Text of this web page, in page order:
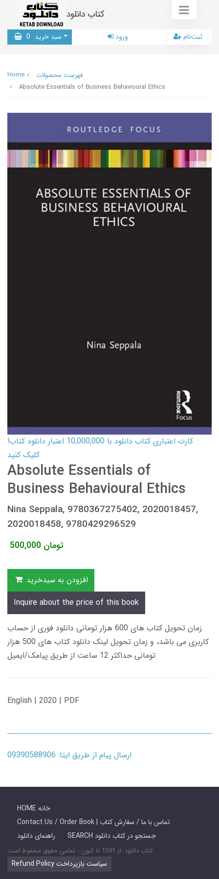
کتاب دانلود
سبد خرید 0 ورود ثبت‌نام
Home
فهرست محصولات
Absolute Essentials of Business Behavioural Ethics
کارت اعتباری کتاب دانلود با 10,000,000 اعتبار دانلود کتاب!
کلیک کنید
Absolute Essentials of
Business Behavioural Ethics
Nina Seppala, 9780367275402, 2020018457,
2020018458, 9780429296529
500,000 تومان
افزودن به سبدخرید
Inquire about the price of this book
زمان تحویل کتاب های 600 هزار تومانی دانلود فوری از حساب
کاربری می باشد، و زمان تحویل لینک دانلود کتاب های 500 هزار
تومانی حداکثر 12 ساعت از طریق پیامک/ایمیل
English | 2020 | PDF
ارسال پیام از طریق ایتا: 09390588906
HOME خانه
Contact Us / Order Book | تماس با ما / سفارش کتاب
راهنمای دانلود
SEARCH جستجو در کتاب دانلود
کتاب دانلود: از 1391 تا کنون - تمامی حقوق محفوظ است
Refund Policy سیاست بازپرداخت